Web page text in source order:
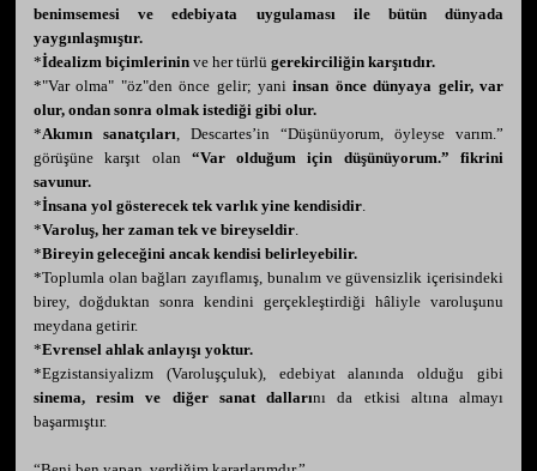
benimsemesi ve edebiyata uygulaması ile bütün dünyada
yaygınlaşmıştır.
*İdealizm biçimlerinin ve her türlü gerekirciliğin karşıtıdır.
*"Var olma" "öz"den önce gelir; yani insan önce dünyaya gelir, var
olur, ondan sonra olmak istediği gibi olur.
*Akımın sanatçıları, Descartes’in “Düşünüyorum, öyleyse varım.”
görüşüne karşıt olan
“Var olduğum için düşünüyorum.” fikrini
savunur.
*İnsana yol gösterecek tek varlık yine kendisidir.
*Varoluş, her zaman tek ve bireyseldir.
*Bireyin geleceğini ancak kendisi belirleyebilir.
*Toplumla olan bağları zayıflamış, bunalım ve güvensizlik içerisindeki
birey, doğduktan sonra kendini gerçekleştirdiği hâliyle varoluşunu
meydana getirir.
*Evrensel ahlak anlayışı yoktur.
*Egzistansiyalizm (Varoluşçuluk), edebiyat alanında olduğu gibi
sinema, resim ve diğer sanat dallarını da etkisi altına almayı
başarmıştır.